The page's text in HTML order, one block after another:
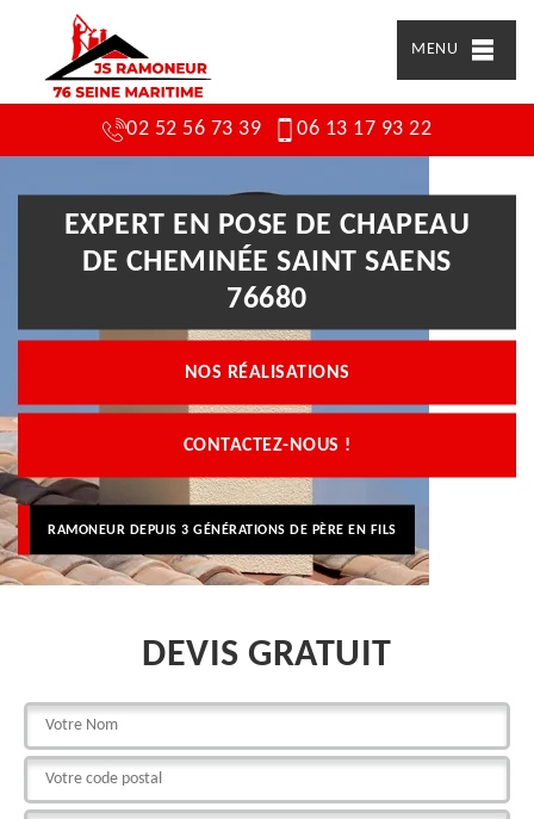
MENU
02 52 56 73 39 06 13 17 93 22
EXPERT EN POSE DE CHAPEAU
DE CHEMINÉE SAINT SAENS
76680
NOS RÉALISATIONS
CONTACTEZ-NOUS !
RAMONEUR DEPUIS 3 GÉNÉRATIONS DE PÈRE EN FILS
DEVIS GRATUIT